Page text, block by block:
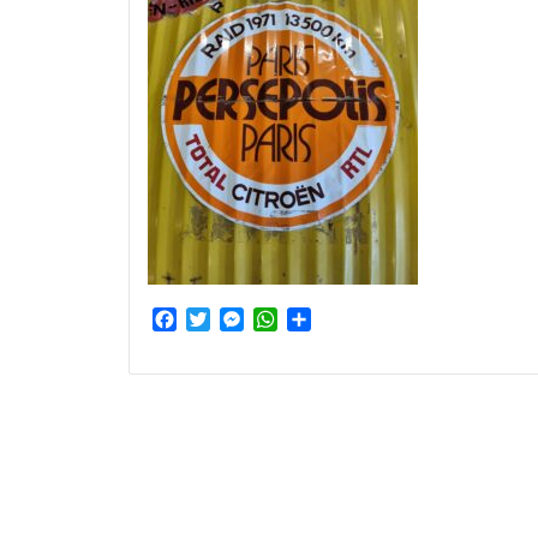
FacebookTwitterMessengerWhatsApp